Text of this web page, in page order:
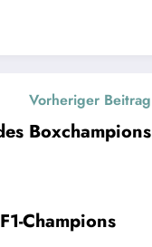
Vorheriger Beitrag
Boxchampions
Champions